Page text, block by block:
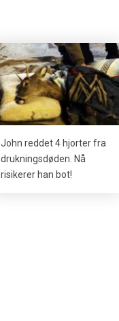
John reddet 4 hjorter fra
drukningsdøden. Nå
risikerer han bot!